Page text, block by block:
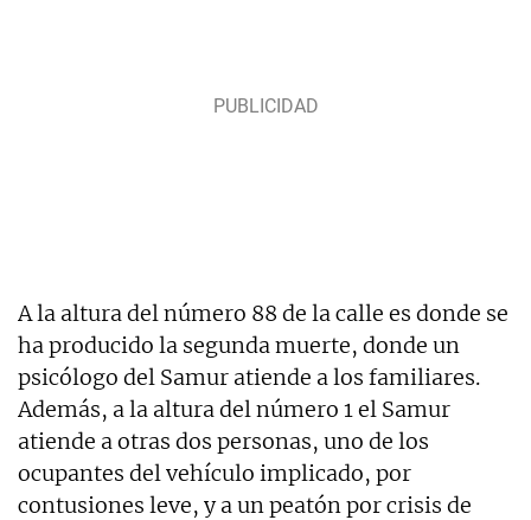
A la altura del número 88 de la calle es donde se
ha producido la segunda muerte, donde un
psicólogo del Samur atiende a los familiares.
Además, a la altura del número 1 el Samur
atiende a otras dos personas, uno de los
ocupantes del vehículo implicado, por
contusiones leve, y a un peatón por crisis de